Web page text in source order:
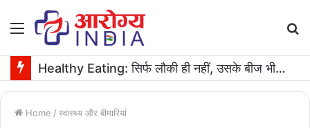
Menu
Healthy Eating: सिर्फ लौकी ही नहीं, उसके बीज भी हैं काम के! फायदे मिलेंगे कमाल के!
Home / स्वास्थ्य और बीमारियां